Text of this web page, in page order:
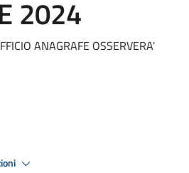
2024
ANAGRAFE OSSERVERA'